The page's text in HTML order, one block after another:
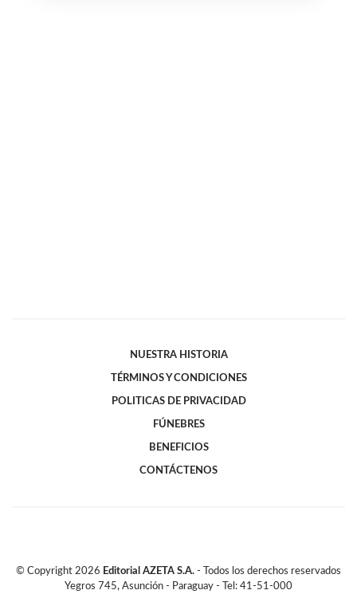
NUESTRA HISTORIA
TÉRMINOS Y CONDICIONES
POLITICAS DE PRIVACIDAD
FÚNEBRES
BENEFICIOS
CONTÁCTENOS
© Copyright 2026 Editorial AZETA S.A. - Todos los derechos reservados
Yegros 745, Asunción - Paraguay - Tel: 41-51-000